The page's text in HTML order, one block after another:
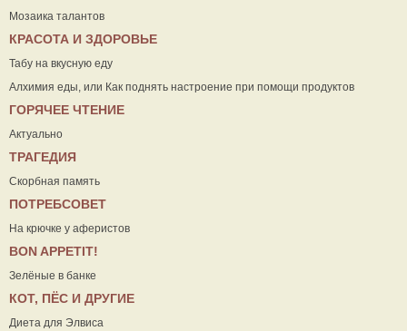
Мозаика талантов
КРАСОТА И ЗДОРОВЬЕ
Табу на вкусную еду
Алхимия еды, или Как поднять настроение при помощи продуктов
ГОРЯЧЕЕ ЧТЕНИЕ
Актуально
ТРАГЕДИЯ
Скорбная память
ПОТРЕБСОВЕТ
На крючке у аферистов
ВON APPETIT!
Зелёные в банке
КОТ, ПЁС И ДРУГИЕ
Диета для Элвиса